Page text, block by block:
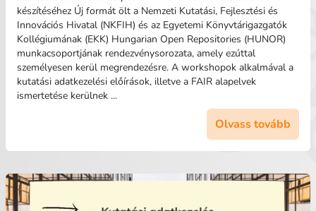
készítéséhez Új formát ölt a Nemzeti Kutatási, Fejlesztési és
Innovációs Hivatal (NKFIH) és az Egyetemi Könyvtárigazgatók
Kollégiumának (EKK) Hungarian Open Repositories (HUNOR)
munkacsoportjának rendezvénysorozata, amely ezúttal
személyesen kerül megrendezésre. A workshopok alkalmával a
kutatási adatkezelési előírások, illetve a FAIR alapelvek
ismertetése kerülnek ...
Olvass tovább